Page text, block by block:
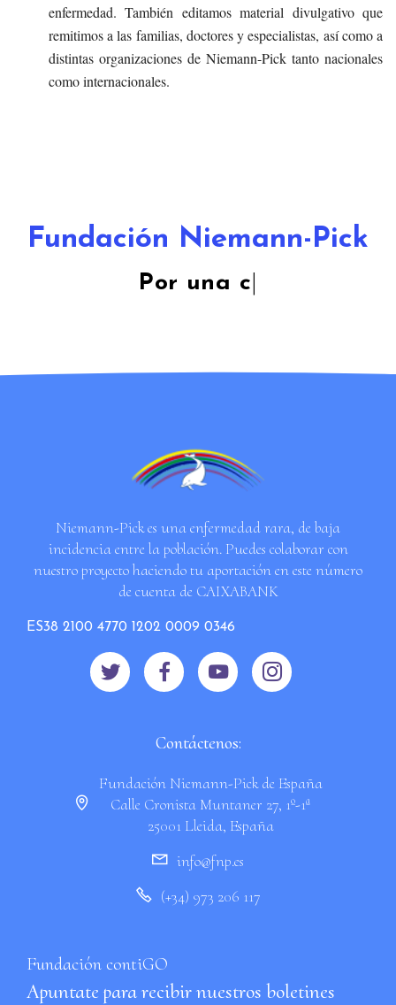
enfermedad. También editamos material divulgativo que
remitimos a las familias, doctores y especialistas, así como a
distintas organizaciones de Niemann-Pick tanto nacionales
como internacionales.
Fundación Niemann-Pick
Por un
Niemann-Pick es una enfermedad rara, de baja
incidencia entre la población. Puedes colaborar con
nuestro proyecto haciendo tu aportación en este número
de cuenta de CAIXABANK
ES38 2100 4770 1202 0009 0346
Contáctenos:
Fundación Niemann-Pick de España
Calle Cronista Muntaner 27, 1º-1ª
25001 Lleida, España
info@fnp.es
(+34) 973 206 117
Fundación contiGO
Apuntate para recibir nuestros boletines